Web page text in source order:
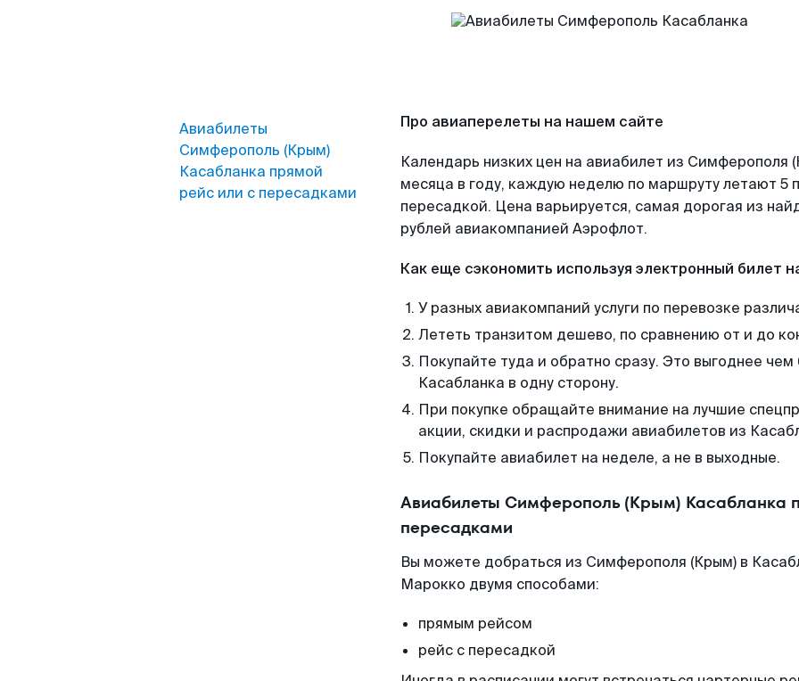
Авиабилеты
Симферополь (Крым)
Касабланка прямой
рейс или с пересадками
Про авиаперелеты на нашем сайте
Календарь низких цен на авиабилет из Симферополя
месяца в году, каждую неделю по маршруту летают 5
пересадкой. Цена варьируется, самая дорогая из
рублей авиакомпанией Аэрофлот.
Как еще сэкономить используя электронный билет
У разных авиакомпаний услуги по перевозке
Лететь транзитом дешево, по сравнению от и до
Покупайте туда и обратно сразу. Это выгоднее
Касабланка в одну сторону.
При покупке обращайте внимание на лучшие
акции, скидки и распродажи авиабилетов из
Покупайте авиабилет на неделе, а не в выходные.
Авиабилеты Симферополь (Крым) Касабланка
пересадками
Вы можете добраться из Симферополя (Крым) в
Марокко двумя способами:
прямым рейсом
рейс с пересадкой